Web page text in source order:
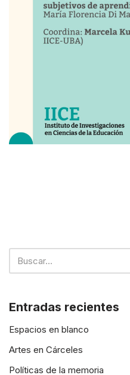
Entradas recientes
Espacios en blanco
Artes en Cárceles
Políticas de la memoria